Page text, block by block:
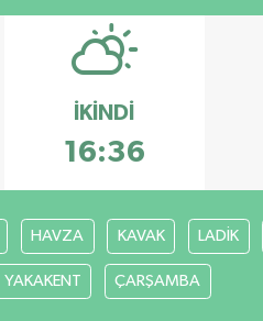
İKINDI
16:36
HAVZA KAVAK LADİK
YAKAKENT ÇARŞAMBA